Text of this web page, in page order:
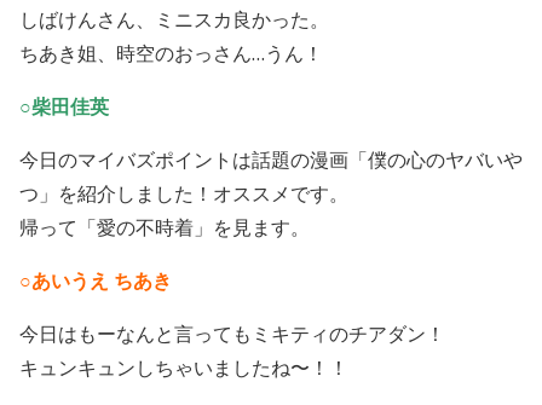
しばけんさん、ミニスカ良かった。
ちあき姐、時空のおっさん…うん！
○柴田佳英
今日のマイバズポイントは話題の漫画「僕の心のヤバいや
つ」を紹介しました！オススメです。
帰って「愛の不時着」を見ます。
○あいうえ ちあき
今日はもーなんと言ってもミキティのチアダン！
キュンキュンしちゃいましたね〜！！